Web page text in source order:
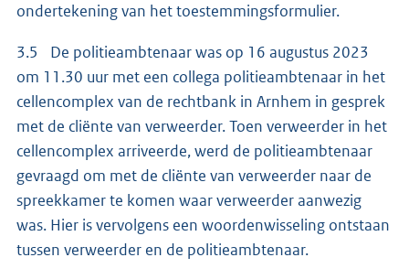
ondertekening van het toestemmingsformulier.
3.5 De politieambtenaar was op 16 augustus 2023
om 11.30 uur met een collega politieambtenaar in het
cellencomplex van de rechtbank in Arnhem in gesprek
met de cliënte van verweerder. Toen verweerder in het
cellencomplex arriveerde, werd de politieambtenaar
gevraagd om met de cliënte van verweerder naar de
spreekkamer te komen waar verweerder aanwezig
was. Hier is vervolgens een woordenwisseling ontstaan
tussen verweerder en de politieambtenaar.